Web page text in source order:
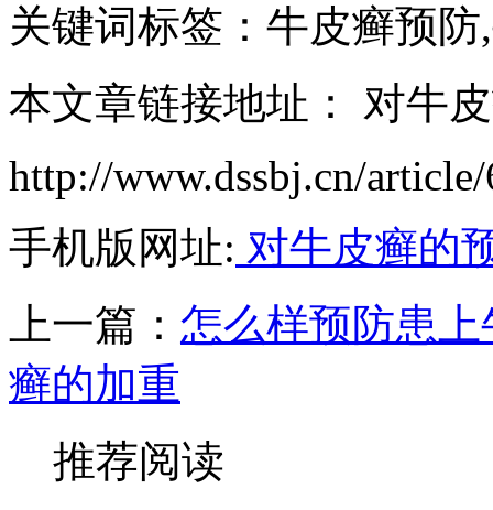
关键词标签：牛皮癣预
本文章链接地址： 对牛
http://www.dssbj.cn/
手机版网址: 对牛皮癣的
上一篇： 怎么样预防患上
癣的加重
推荐阅读